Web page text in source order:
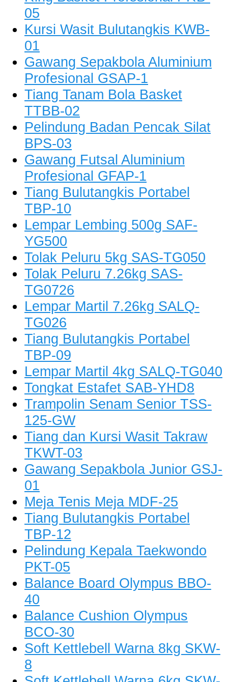
05
Kursi Wasit Bulutangkis KWB-
01
Gawang Sepakbola Aluminium
Profesional GSAP-1
Tiang Tanam Bola Basket
TTBB-02
Pelindung Badan Pencak Silat
BPS-03
Gawang Futsal Aluminium
Profesional GFAP-1
Tiang Bulutangkis Portabel
TBP-10
Lempar Lembing 500g SAF-
YG500
Tolak Peluru 5kg SAS-TG050
Tolak Peluru 7.26kg SAS-
TG0726
Lempar Martil 7.26kg SALQ-
TG026
Tiang Bulutangkis Portabel
TBP-09
Lempar Martil 4kg SALQ-TG040
Tongkat Estafet SAB-YHD8
Trampolin Senam Senior TSS-
125-GW
Tiang dan Kursi Wasit Takraw
TKWT-03
Gawang Sepakbola Junior GSJ-
01
Meja Tenis Meja MDF-25
Tiang Bulutangkis Portabel
TBP-12
Pelindung Kepala Taekwondo
PKT-05
Balance Board Olympus BBO-
40
Balance Cushion Olympus
BCO-30
Soft Kettlebell Warna 8kg SKW-
8